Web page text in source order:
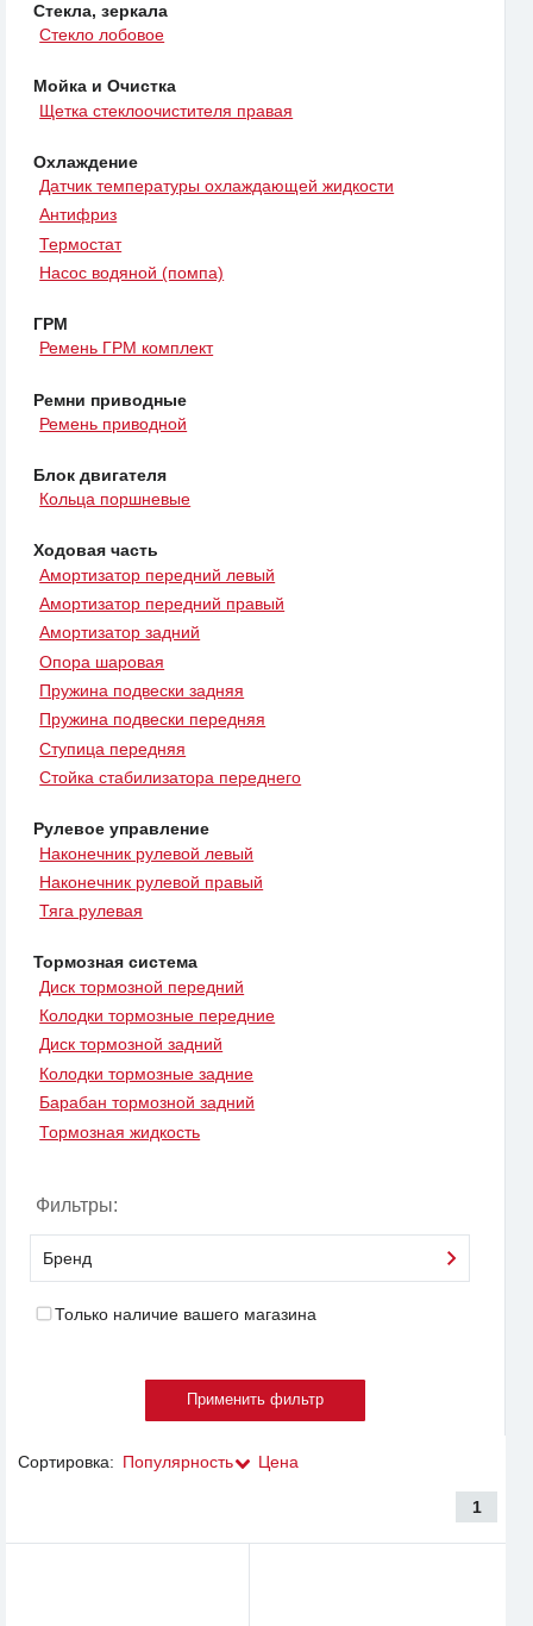
Стекла, зеркала
Стекло лобовое
Мойка и Очистка
Щетка стеклоочистителя правая
Охлаждение
Датчик температуры охлаждающей жидкости
Антифриз
Термостат
Насос водяной (помпа)
ГРМ
Ремень ГРМ комплект
Ремни приводные
Ремень приводной
Блок двигателя
Кольца поршневые
Ходовая часть
Амортизатор передний левый
Амортизатор передний правый
Амортизатор задний
Опора шаровая
Пружина подвески задняя
Пружина подвески передняя
Ступица передняя
Стойка стабилизатора переднего
Рулевое управление
Наконечник рулевой левый
Наконечник рулевой правый
Тяга рулевая
Тормозная система
Диск тормозной передний
Колодки тормозные передние
Диск тормозной задний
Колодки тормозные задние
Барабан тормозной задний
Тормозная жидкость
Фильтры:
Бренд
Только наличие вашего магазина
Сортировка: Популярность Цена
1